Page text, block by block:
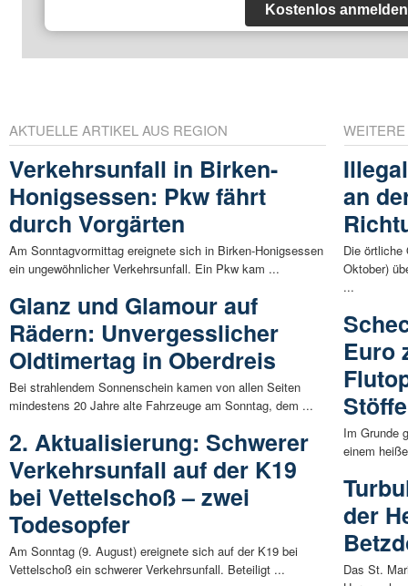
Kostenlos anmelden
AKTUELLE ARTIKEL AUS REGION
Verkehrsunfall in Birken-
Honigsessen: Pkw fährt
durch Vorgärten
Am Sonntagvormittag ereignete sich in Birken-Honigsessen
ein ungewöhnlicher Verkehrsunfall. Ein Pkw kam ...
Glanz und Glamour auf
Rädern: Unvergesslicher
Oldtimertag in Oberdreis
Bei strahlendem Sonnenschein kamen von allen Seiten
mindestens 20 Jahre alte Fahrzeuge am Sonntag, dem ...
2. Aktualisierung: Schwerer
Verkehrsunfall auf der K19
bei Vettelschoß – zwei
Todesopfer
Am Sonntag (9. August) ereignete sich auf der K19 bei
Vettelschoß ein schwerer Verkehrsunfall. Beteiligt ...
an
Die örtliche
Oktober)
...
Euro
Im Grunde
einem
der
Das St.